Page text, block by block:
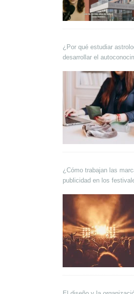
¿Por qué estudiar
desarrollar el
¿Cómo trabajan las
publicidad en los